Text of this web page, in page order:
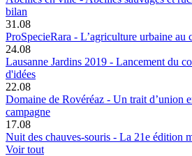
bilan
31.08
ProSpecieRara - L’agriculture urbaine au
24.08
Lausanne Jardins 2019 - Lancement du
d'idées
22.08
Domaine de Rovéréaz - Un trait d’union
campagne
17.08
Nuit des chauves-souris - La 21e édition
Voir tout